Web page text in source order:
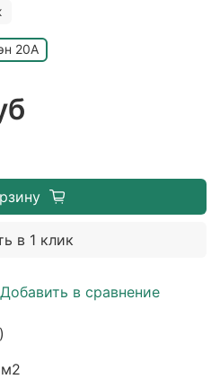
Добавить в сравнение
20A
в 1 клик